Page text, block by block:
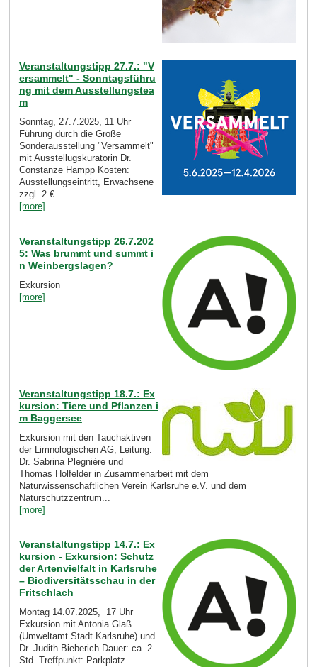
Veranstaltungstipp 27.7.: "V
ersammelt" - Sonntagsführu
ng mit dem Ausstellungstea
m
Sonntag, 27.7.2025, 11 Uhr
Führung durch die Große
Sonderausstellung "Versammelt"
mit Ausstellugskuratorin Dr.
Constanze Hampp Kosten:
Ausstellungseintritt, Erwachsene
zzgl. 2 €
[more]
Veranstaltungstipp 26.7.202
5: Was brummt und summt i
n Weinbergslagen?
Exkursion
[more]
Veranstaltungstipp 18.7.: Ex
kursion: Tiere und Pflanzen i
m Baggersee
Exkursion mit den Tauchaktiven
der Limnologischen AG, Leitung:
Dr. Sabrina Plegnière und
Thomas Holfelder in Zusammenarbeit mit dem
Naturwissenschaftlichen Verein Karlsruhe e.V. und dem
Naturschutzzentrum...
[more]
Veranstaltungstipp 14.7.: Ex
kursion - Exkursion: Schutz
der Artenvielfalt in Karlsruhe
– Biodiversitätsschau in der
Fritschlach
Montag 14.07.2025, 17 Uhr
Exkursion mit Antonia Glaß
(Umweltamt Stadt Karlsruhe) und
Dr. Judith Bieberich Dauer: ca. 2
Std. Treffpunkt: Parkplatz